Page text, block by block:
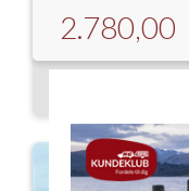
2.780,00